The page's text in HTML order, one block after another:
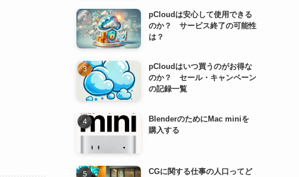
pCloudは安心して使用できる
のか？ サービス終了の可能性
は？
pCloudはいつ買うのがお得な
のか？ セール・キャンペーン
の記録一覧
BlenderのためにMac miniを
購入する
CGに関する仕事の人口ってど